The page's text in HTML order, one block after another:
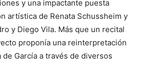
y una impactante puesta
artística de Renata Schussheim y
y Diego Vila. Más que un recital
proponía una reinterpretación
García a través de diversos